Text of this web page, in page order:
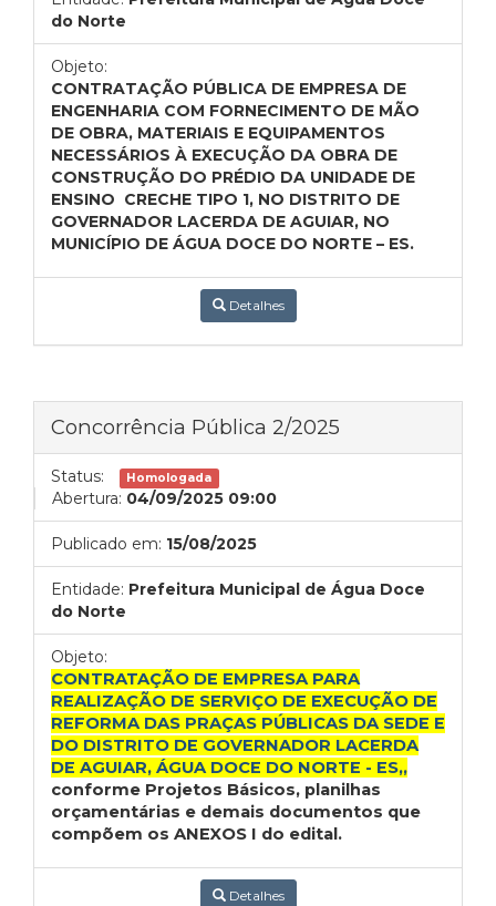
do Norte
Objeto:
CONTRATAÇÃO PÚBLICA DE EMPRESA DE
ENGENHARIA COM FORNECIMENTO DE MÃO
DE OBRA, MATERIAIS E EQUIPAMENTOS
NECESSÁRIOS À EXECUÇÃO DA OBRA DE
CONSTRUÇÃO DO PRÉDIO DA UNIDADE DE
ENSINO CRECHE TIPO 1, NO DISTRITO DE
GOVERNADOR LACERDA DE AGUIAR, NO
MUNICÍPIO DE ÁGUA DOCE DO NORTE – ES.
Detalhes
Concorrência Pública 2/2025
Status: Homologada
Abertura: 04/09/2025 09:00
Publicado em: 15/08/2025
Entidade: Prefeitura Municipal de Água Doce
do Norte
Objeto:
CONTRATAÇÃO DE EMPRESA PARA
REALIZAÇÃO DE SERVIÇO DE EXECUÇÃO DE
REFORMA DAS PRAÇAS PÚBLICAS DA SEDE E
DO DISTRITO DE GOVERNADOR LACERDA
DE AGUIAR, ÁGUA DOCE DO NORTE - ES,,
conforme Projetos Básicos, planilhas
orçamentárias e demais documentos que
compõem os ANEXOS I do edital.
Detalhes